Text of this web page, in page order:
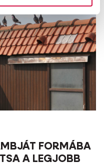
FORMÁBA
A LEGJOBB